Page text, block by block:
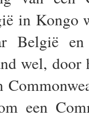
in Kongo
België
wel, door
een